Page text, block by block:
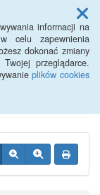
informacji na
celu zapewnienia
dokonać zmiany
przeglądarce.
plików cookies
Menu